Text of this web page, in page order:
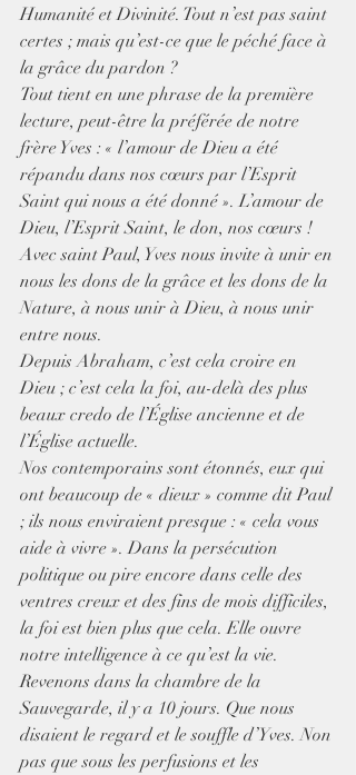
Humanité et Divinité. Tout n’est pas saint
certes ; mais qu’est-ce que le péché face à
la grâce du pardon ?
Tout tient en une phrase de la première
lecture, peut-être la préférée de notre
frère Yves : « l’amour de Dieu a été
répandu dans nos cœurs par l’Esprit
Saint qui nous a été donné ». L’amour de
Dieu, l’Esprit Saint, le don, nos cœurs !
Avec saint Paul, Yves nous invite à unir en
nous les dons de la grâce et les dons de la
Nature, à nous unir à Dieu, à nous unir
entre nous.
Depuis Abraham, c’est cela croire en
Dieu ; c’est cela la foi, au-delà des plus
beaux credo de l’Église ancienne et de
l’Église actuelle.
Nos contemporains sont étonnés, eux qui
ont beaucoup de « dieux » comme dit Paul
; ils nous enviraient presque : « cela vous
aide à vivre ». Dans la persécution
politique ou pire encore dans celle des
ventres creux et des fins de mois difficiles,
la foi est bien plus que cela. Elle ouvre
notre intelligence à ce qu’est la vie.
Revenons dans la chambre de la
Sauvegarde, il y a 10 jours. Que nous
disaient le regard et le souffle d’Yves. Non
pas que sous les perfusions et les